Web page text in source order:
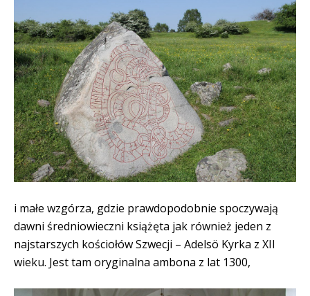
i małe wzgórza, gdzie prawdopodobnie spoczywają
dawni średniowieczni książęta jak również jeden z
najstarszych kościołów Szwecji – Adelsö Kyrka z XII
wieku. Jest tam oryginalna ambona z lat 1300,